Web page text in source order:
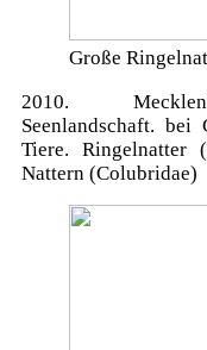
Große
2010.
Seenlandschaft. bei
Tiere. Ringelnatter
Nattern (Colubridae)